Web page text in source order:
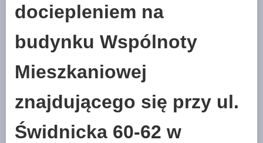
dociepleniem na
budynku Wspólnoty
Mieszkaniowej
znajdującego się przy ul.
Świdnicka 60-62 w